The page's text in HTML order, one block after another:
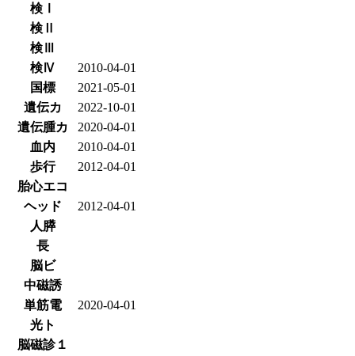
検Ⅰ
検Ⅱ
検Ⅲ
検Ⅳ
2010-04-01
国標
2021-05-01
遺伝カ
2022-10-01
遺伝腫カ
2020-04-01
血内
2010-04-01
歩行
2012-04-01
胎心エコ
ヘッド
2012-04-01
人膵
長
脳ビ
中磁誘
単筋電
2020-04-01
光ト
脳磁診１